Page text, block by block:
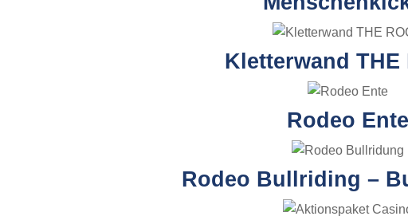
Kletterwand THE
Rodeo Ente
Rodeo Bullriding –